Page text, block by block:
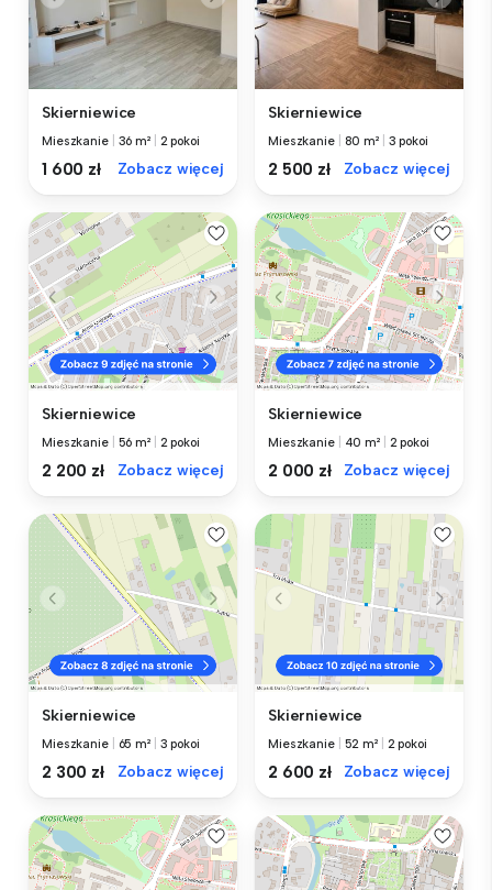
Skierniewice
Mieszkanie 36 m² 2 pokoi
1 600 zł Zobacz więcej
Skierniewice
Mieszkanie 80 m² 3 pokoi
2 500 zł Zobacz więcej
Skierniewice
Mieszkanie 56 m² 2 pokoi
2 200 zł Zobacz więcej
Skierniewice
Mieszkanie 40 m² 2 pokoi
2 000 zł Zobacz więcej
Skierniewice
Mieszkanie 65 m² 3 pokoi
2 300 zł Zobacz więcej
Skierniewice
Mieszkanie 52 m² 2 pokoi
2 600 zł Zobacz więcej